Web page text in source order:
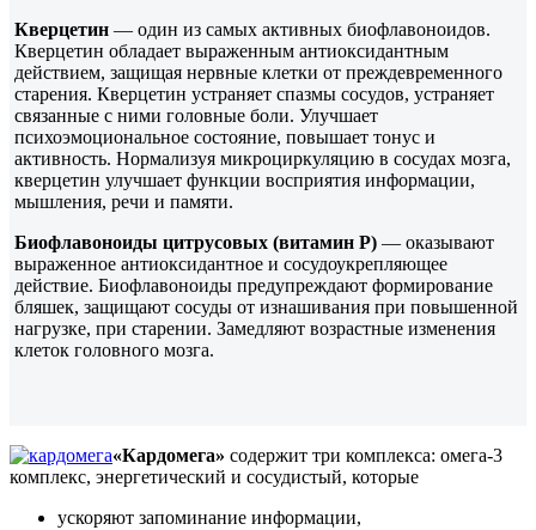
Кверцетин — один из самых активных биофлавоноидов.
Кверцетин обладает выраженным антиоксидантным
действием, защищая нервные клетки от преждевременного
старения. Кверцетин устраняет спазмы сосудов, устраняет
связанные с ними головные боли. Улучшает
психоэмоциональное состояние, повышает тонус и
активность. Нормализуя микроциркуляцию в сосудах мозга,
кверцетин улучшает функции восприятия информации,
мышления, речи и памяти.
Биофлавоноиды цитрусовых (витамин Р) — оказывают
выраженное антиоксидантное и сосудоукрепляющее
действие. Биофлавоноиды предупреждают формирование
бляшек, защищают сосуды от изнашивания при повышенной
нагрузке, при старении. Замедляют возрастные изменения
клеток головного мозга.
«Кардомега» содержит три комплекса: омега-3
комплекс, энергетический и сосудистый, которые
ускоряют запоминание информации,